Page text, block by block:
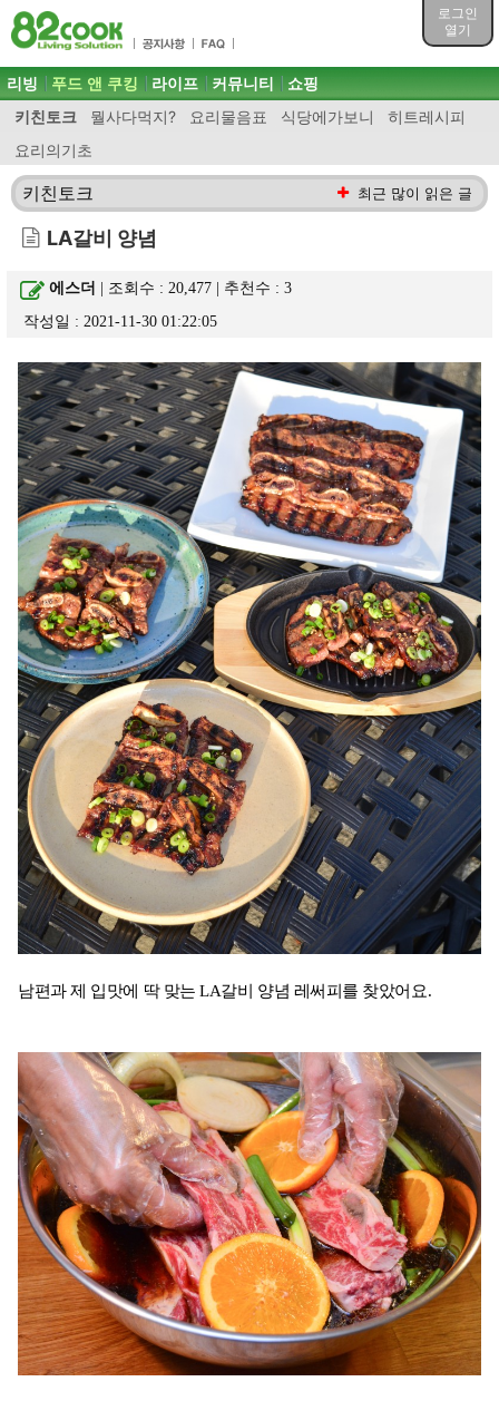
로그인
열기
목차
주메뉴 바로가기
컨텐츠 바로가기
검색 바로가기
로그인 바로가기
주메뉴
리빙 푸드 앤 쿠킹
키친토크 뭘사다먹지? 요리물음표 식당에가보니
히트레시피
요리의기초
라이프 커뮤니티 쇼핑
키친토크 최근 많이 읽은 글
LA갈비 양념
에스더 | 조회수 : 20,477 | 추천수 :3
작성일 : 2021-11-30 01:22:05
남편과 제 입맛에 딱 맞는 LA갈비 양념 레써피를 찾았어요.